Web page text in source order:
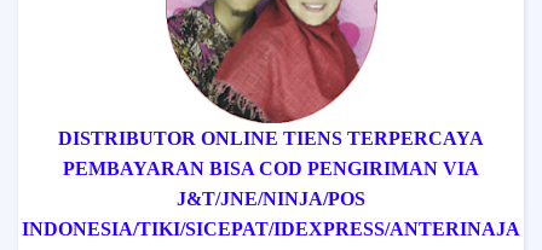
DISTRIBUTOR ONLINE TIENS TERPERCAYA
PEMBAYARAN BISA COD PENGIRIMAN VIA
J&T/JNE/NINJA/POS
INDONESIA/TIKI/SICEPAT/IDEXPRESS/ANTERINAJA